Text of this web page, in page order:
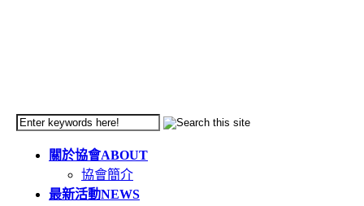
關於協會ABOUT
協會簡介
最新活動NEWS